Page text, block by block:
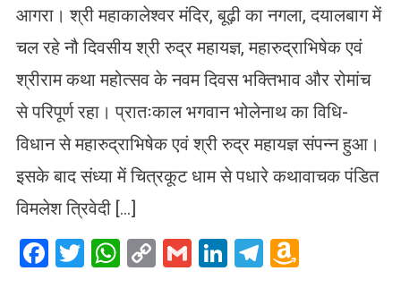
आगरा। श्री महाकालेश्वर मंदिर, बूढ़ी का नगला, दयालबाग में
चल रहे नौ दिवसीय श्री रुद्र महायज्ञ, महारुद्राभिषेक एवं
श्रीराम कथा महोत्सव के नवम दिवस भक्तिभाव और रोमांच
से परिपूर्ण रहा। प्रातःकाल भगवान भोलेनाथ का विधि-
विधान से महारुद्राभिषेक एवं श्री रुद्र महायज्ञ संपन्न हुआ।
इसके बाद संध्या में चित्रकूट धाम से पधारे कथावाचक पंडित
विमलेश त्रिवेदी […]
Facebook
Twitter
WhatsApp
CopyGmailLinkedIn
Telegram